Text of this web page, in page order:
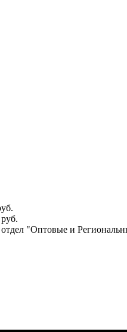
отдел "Оптовые и